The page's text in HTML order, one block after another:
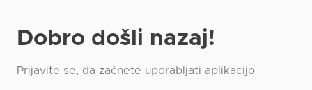
Dobro došli nazaj!
Prijavite se, da začnete uporabljati aplikacijo